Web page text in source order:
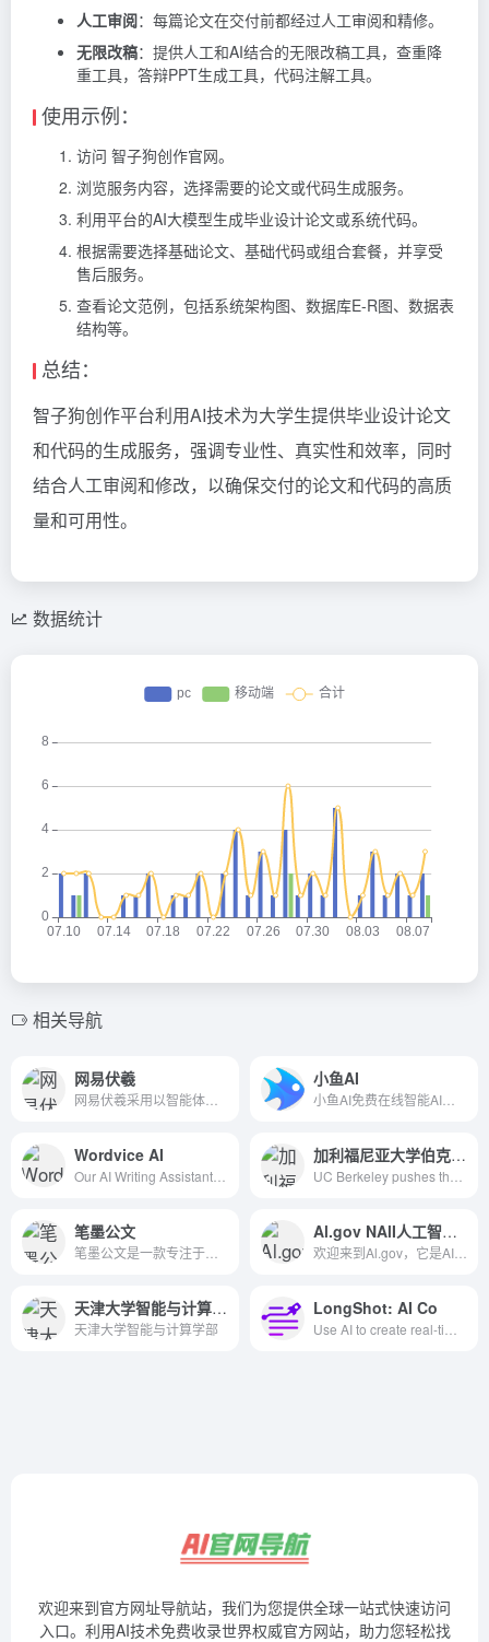
人工审阅：每篇论文在交付前都经过人工审阅和精修。
无限改稿：提供人工和AI结合的无限改稿工具，查重降
重工具，答辩PPT生成工具，代码注解工具。
使用示例：
访问 智子狗创作官网。
浏览服务内容，选择需要的论文或代码生成服务。
利用平台的AI大模型生成毕业设计论文或系统代码。
根据需要选择基础论文、基础代码或组合套餐，并享受
售后服务。
查看论文范例，包括系统架构图、数据库E-R图、数据表
结构等。
总结：
智子狗创作平台利用AI技术为大学生提供毕业设计论文
和代码的生成服务，强调专业性、真实性和效率，同时
结合人工审阅和修改，以确保交付的论文和代码的高质
量和可用性。
数据统计
相关导航
网易伏羲 小鱼AI
Wordvice AI 加利福尼亚大学伯克利分校(University of California, Berkeley)
笔墨公文 Al.gov NAlI人工智能计划
天津大学智能与计算学部
天津大学智能与计算学部
LongShot: AI Co
欢迎来到官方网址导航站，我们为您提供全球一站式快速访问
入口。利用AI技术免费收录世界权威官方网站，助力您轻松找